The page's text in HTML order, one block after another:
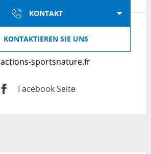
KONTAKT
KONTAKTIEREN SIE UNS
actions-sportsnature.fr
Facebook Seite